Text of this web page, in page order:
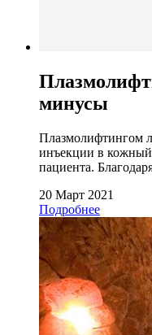
минусы
Плазмолифтингом
инъекции в
пациента.
20 Март 2021
Подробнее